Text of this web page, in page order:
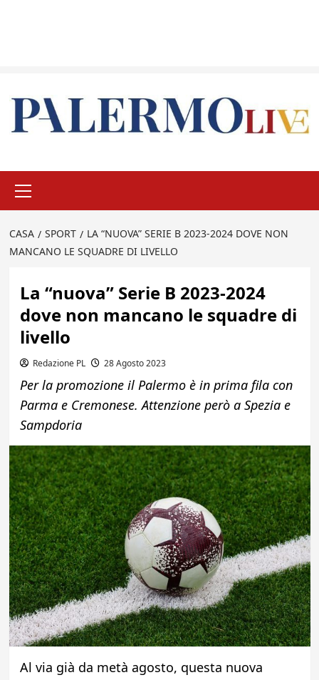
principale
CASA SPORT
LA “NUOVA” SERIE B 2023-2024 DOVE NON
MANCANO LE SQUADRE DI LIVELLO
La “nuova” Serie B 2023-2024
dove non mancano le squadre di
livello
Redazione PL 28 Agosto 2023
Per la promozione il Palermo è in prima fila con
Parma e Cremonese. Attenzione però a Spezia e
Sampdoria
Al via già da metà agosto, questa nuova